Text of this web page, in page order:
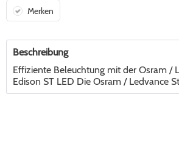
Merken
Beschreibung
Effiziente Beleuchtung mit der Osram /
Edison ST LED Die Osram / Ledvance